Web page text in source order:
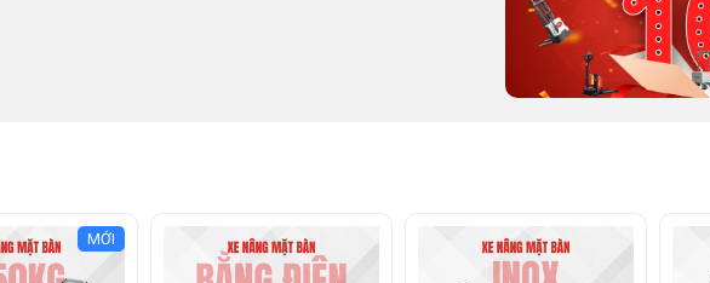
hơn.
hành không và bao lâu?
hãng hiện nay đều được bảo hành chính thức
MỚI